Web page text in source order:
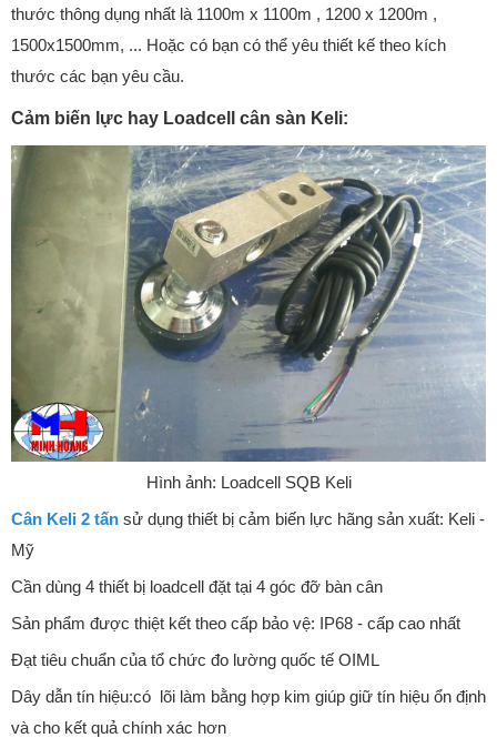
thước thông dụng nhất là 1100m x 1100m , 1200 x 1200m ,
1500x1500mm, ... Hoặc có bạn có thể yêu thiết kế theo kích
thước các bạn yêu cầu.
Cảm biến lực hay Loadcell cân sàn Keli:
Hình ảnh: Loadcell SQB Keli
Cân Keli 2 tấn sử dụng thiết bị cảm biến lực hãng sản xuất: Keli -
Mỹ
Cần dùng 4 thiết bị loadcell đặt tại 4 góc đỡ bàn cân
Sản phẩm được thiệt kết theo cấp bảo vệ: IP68 - cấp cao nhất
Đạt tiêu chuẩn của tổ chức đo lường quốc tế OIML
Dây dẫn tín hiệu:có lõi làm bằng hợp kim giúp giữ tín hiệu ổn định
và cho kết quả chính xác hơn